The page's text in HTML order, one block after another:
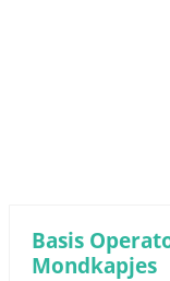
Basis
Mondkapjes